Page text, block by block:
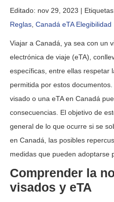
Status
Recursos
Contacto
Editado: nov 29, 2023 |
Reglas Canadá eTA Elegibilidad
Viajar a Canadá, ya sea con un
electrónica de viaje (eTA),
específicas, entre ellas respetar
permitida por estos
visado o una eTA en Canadá
consecuencias. El objetivo de
general de lo que ocurre si se
en Canadá, las posibles
medidas que pueden adoptarse
Comprender la
visados y eTA